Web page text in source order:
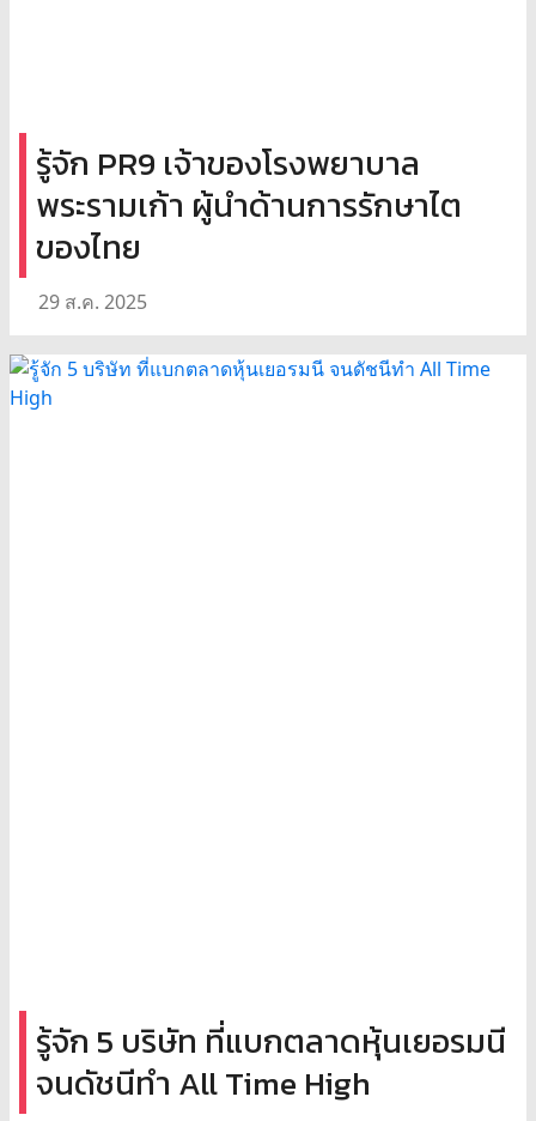
รู้จัก PR9 เจ้าของโรงพยาบาล
พระรามเก้า ผู้นำด้านการรักษาไต
ของไทย
29 ส.ค. 2025
รู้จัก 5 บริษัท ที่แบกตลาดหุ้นเยอรมนี
จนดัชนีทำ All Time High